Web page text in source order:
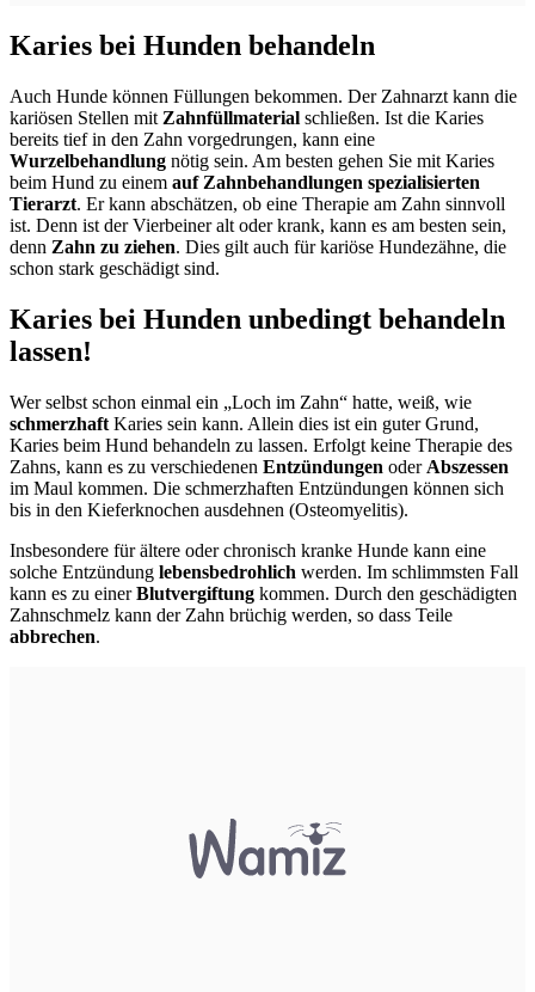
Karies bei Hunden behandeln
Auch Hunde können Füllungen bekommen. Der Zahnarzt kann die
kariösen Stellen mit Zahnfüllmaterial schließen. Ist die Karies
bereits tief in den Zahn vorgedrungen, kann eine
Wurzelbehandlung nötig sein. Am besten gehen Sie mit Karies
beim Hund zu einem auf Zahnbehandlungen spezialisierten
Tierarzt. Er kann abschätzen, ob eine Therapie am Zahn sinnvoll
ist. Denn ist der Vierbeiner alt oder krank, kann es am besten sein,
denn Zahn zu ziehen. Dies gilt auch für kariöse Hundezähne, die
schon stark geschädigt sind.
Karies bei Hunden unbedingt behandeln
lassen!
Wer selbst schon einmal ein „Loch im Zahn“ hatte, weiß, wie
schmerzhaft Karies sein kann. Allein dies ist ein guter Grund,
Karies beim Hund behandeln zu lassen. Erfolgt keine Therapie des
Zahns, kann es zu verschiedenen Entzündungen oder Abszessen
im Maul kommen. Die schmerzhaften Entzündungen können sich
bis in den Kieferknochen ausdehnen (Osteomyelitis).
Insbesondere für ältere oder chronisch kranke Hunde kann eine
solche Entzündung lebensbedrohlich werden. Im schlimmsten Fall
kann es zu einerBlutvergiftung kommen. Durch den geschädigten
Zahnschmelz kann der Zahn brüchig werden, so dass Teile
abbrechen.